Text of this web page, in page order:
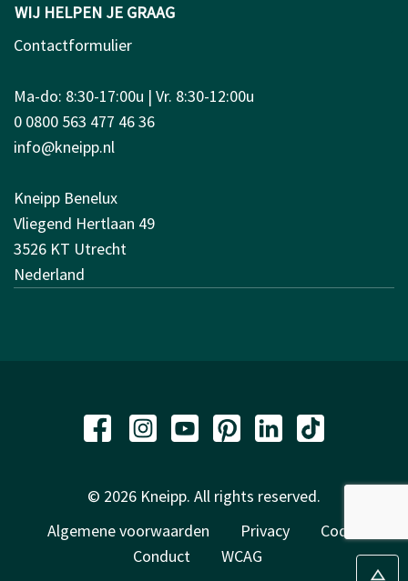
WIJ HELPEN JE GRAAG
Contactformulier
Ma-do: 8:30-17:00u | Vr. 8:30-12:00u
0 0800 563 477 46 36
info@kneipp.nl
Kneipp Benelux
Vliegend Hertlaan 49
3526 KT Utrecht
Nederland
© 2026 Kneipp. All rights reserved.
Algemene voorwaarden
Privacy
Code of
Conduct
WCAG